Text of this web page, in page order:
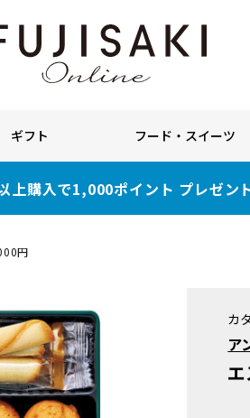
ギフト フード・スイーツ
上購入で1,000ポイント プレゼン
円
カ
ア